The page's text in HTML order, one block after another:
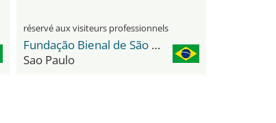
réservé aux visiteurs professionnels
Fundação Bienal de São Paulo
Sao Paulo